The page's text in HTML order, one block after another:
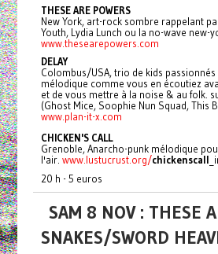
THESE ARE POWERS
New York, art-rock sombre rappelant
Youth, Lydia Lunch ou la no-wave new-
www.thesearepowers.com
DELAY
Colombus/USA, trio de kids
mélodique comme vous en écoutiez
et de vous mettre à la noise & au folk.
(Ghost Mice, Soophie Nun Squad, This
www.plan-it-x.com
CHICKEN'S CALL
Grenoble, Anarcho-punk mélodique
l'air. www.lustucrust.org/chickenscall
20 h - 5 euros
SAM 8 NOV : THESE
SNAKES/SWORD